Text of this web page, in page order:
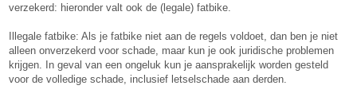
verzekerd: hieronder valt ook de (legale) fatbike.
Illegale fatbike: Als je fatbike niet aan de regels voldoet, dan ben je niet
alleen onverzekerd voor schade, maar kun je ook juridische problemen
krijgen. In geval van een ongeluk kun je aansprakelijk worden gesteld
voor de volledige schade, inclusief letselschade aan derden.